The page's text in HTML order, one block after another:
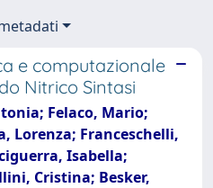
e computazionale
Nitrico Sintasi
Felaco, Mario;
Lorenza; Franceschelli,
Isabella;
Cristina; Besker,